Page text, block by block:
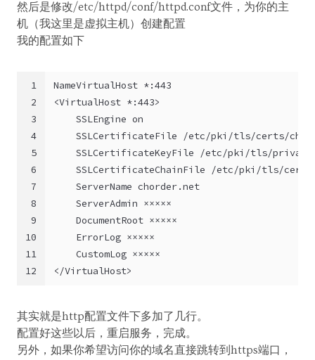
然后是修改/etc/httpd/conf/httpd.conf文件，为你的主
机（我这里是虚拟主机）创建配置
我的配置如下
1
2
3
4
5
6
7
8
9
10
11
12
NameVirtualHost *:443
<VirtualHost *:443>
    SSLEngine on
SSLCertificateFile /etc/pki/tls/certs/
SSLCertificateKeyFile /etc/pki/tls/
SSLCertificateChainFile /etc/pki/tls/
    ServerName chorder.net
    ServerAdmin ×××××
    DocumentRoot ×××××
    ErrorLog ×××××
    CustomLog ×××××
</VirtualHost>
其实就是http配置文件下多加了几行。
配置好这些以后，重启服务，完成。
另外，如果你希望访问你的域名直接跳转到https端口，